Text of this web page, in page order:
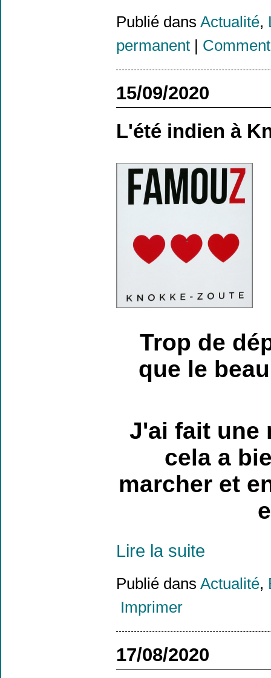
Publié dans Actualité,
permanent
15/09/2020
L'été indien à
Trop de
que le
J'ai fait une
cela a
marcher et
Lire la suite
Publié dans Actualité,
Imprimer
17/08/2020